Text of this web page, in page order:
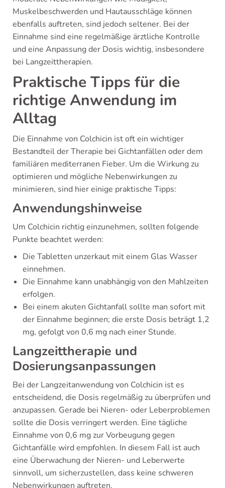
Muskelbeschwerden und Hautausschläge können
ebenfalls auftreten, sind jedoch seltener. Bei der
Einnahme sind eine regelmäßige ärztliche Kontrolle
und eine Anpassung der Dosis wichtig, insbesondere
bei Langzeittherapien.
Praktische Tipps für die
richtige Anwendung im
Alltag
Die Einnahme von Colchicin ist oft ein wichtiger
Bestandteil der Therapie bei Gichtanfällen oder dem
familiären mediterranen Fieber. Um die Wirkung zu
optimieren und mögliche Nebenwirkungen zu
minimieren, sind hier einige praktische Tipps:
Anwendungshinweise
Um Colchicin richtig einzunehmen, sollten folgende
Punkte beachtet werden:
Die Tabletten unzerkaut mit einem Glas Wasser
einnehmen.
Die Einnahme kann unabhängig von den Mahlzeiten
erfolgen.
Bei einem akuten Gichtanfall sollte man sofort mit
der Einnahme beginnen; die erste Dosis beträgt 1,2
mg, gefolgt von 0,6 mg nach einer Stunde.
Langzeittherapie und
Dosierungsanpassungen
Bei der Langzeitanwendung von Colchicin ist es
entscheidend, die Dosis regelmäßig zu überprüfen und
anzupassen. Gerade bei Nieren- oder Leberproblemen
sollte die Dosis verringert werden. Eine tägliche
Einnahme von 0,6 mg zur Vorbeugung gegen
Gichtanfälle wird empfohlen. In diesem Fall ist auch
eine Überwachung der Nieren- und Leberwerte
sinnvoll, um sicherzustellen, dass keine schweren
Nebenwirkungen auftreten.